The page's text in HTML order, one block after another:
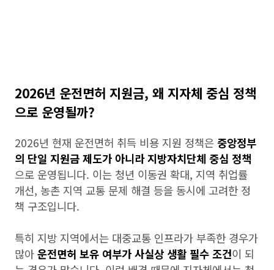
2026년 운전면허 지원금, 왜 지자체 중심 정책
으로 운영될까?
2026년 현재 운전면허 취득 비용 지원 정책은 중앙정부
의 단일 지원금 제도가 아니라 지방자치단체 중심 정책
으로 운영됩니다. 이는 청년 이동권 확대, 지역 취업률
개선, 농촌 지역 교통 문제 해결 등을 동시에 고려한 정
책 구조입니다.
특히 지방 지역에서는 대중교통 인프라가 부족한 경우가
많아 운전면허 보유 여부가 사실상 생활 필수 조건이 되